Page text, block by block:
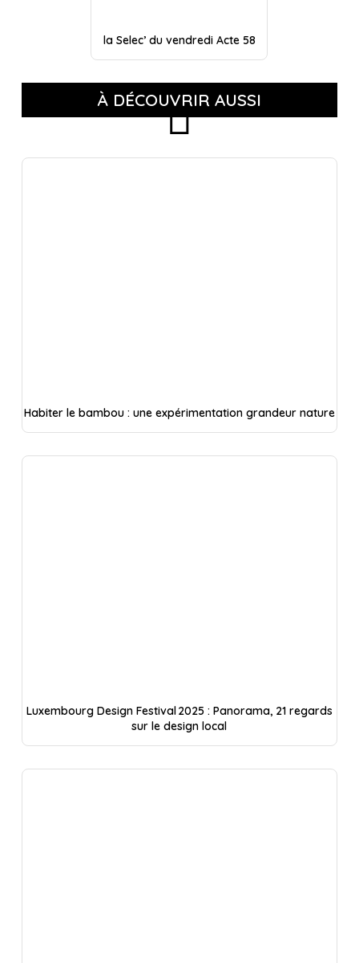
la Selec’ du vendredi Acte 58
À DÉCOUVRIR AUSSI
Habiter le bambou : une expérimentation grandeur nature
Luxembourg Design Festival 2025 : Panorama, 21 regards
sur le design local